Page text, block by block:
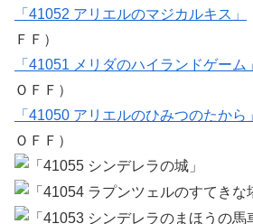
「41052 アリエルのマジカルキス」
ＦＦ）
「41051 メリダのハイランドゲーム」
ＯＦＦ）
「41050 アリエルのひみつのたから」
ＯＦＦ）